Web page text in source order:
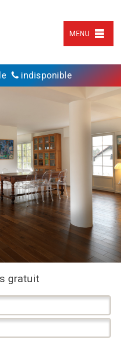
MENU
indisponible
gratuit